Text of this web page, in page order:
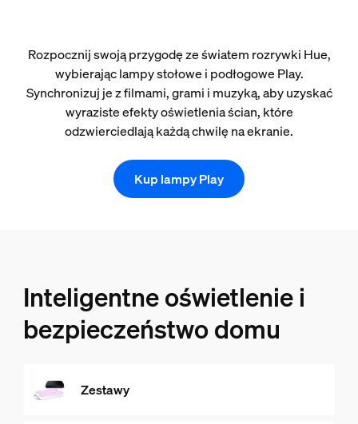
Rozpocznij swoją przygodę ze światem rozrywki Hue,
wybierając lampy stołowe i podłogowe Play.
Synchronizuj je z filmami, grami i muzyką, aby uzyskać
wyraziste efekty oświetlenia ścian, które
odzwierciedlają każdą chwilę na ekranie.
Kup lampy Play
Inteligentne oświetlenie i
bezpieczeństwo domu
Zestawy